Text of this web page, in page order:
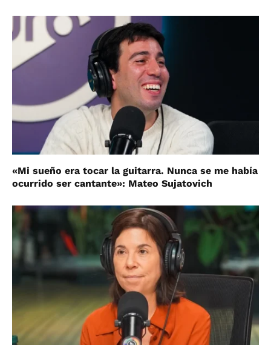
«Mi sueño era tocar la guitarra. Nunca se me había
ocurrido ser cantante»: Mateo Sujatovich